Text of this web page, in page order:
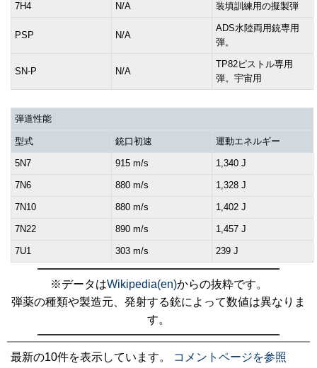
7H4 N/A 装填訓練用の擬製弾
PSP N/A
ADS水陸両用銃専用
弾。
SN-P N/A
TP82ピストル専用
弾。宇宙用
弾道性能
型式 銃口初速 運動エネルギー
5N7 915 m/s 1,340 J
7N6 880 m/s 1,328 J
7N10 880 m/s 1,402 J
7N22 890 m/s 1,457 J
7U1 303 m/s 239 J
※データはWikipedia(en)からの抜粋です。
弾薬の種類や製造元、発射する銃によって数値は異なりま
す。
最新の10件を表示しています。
コメントページを参照